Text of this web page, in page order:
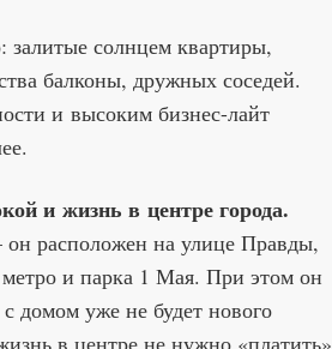
залитые солнцем квартиры,
балконы, дружных соседей.
и высоким бизнес-лайт
и жизнь в центре города.
расположен на улице Правды,
и парка 1 Мая. При этом он
домом уже не будет нового